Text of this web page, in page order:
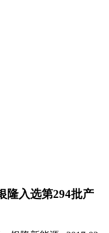
隆入选第294批产